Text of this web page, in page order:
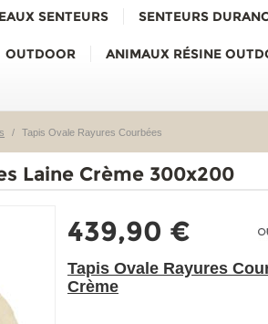
SENTEURS SENTEURS
OUTDOOR ANIMAUX RÉSINE
/ Tapis Ovale Rayures Courbées
Laine Crème 300x200
439,90 €
Tapis Ovale Rayures
Crème